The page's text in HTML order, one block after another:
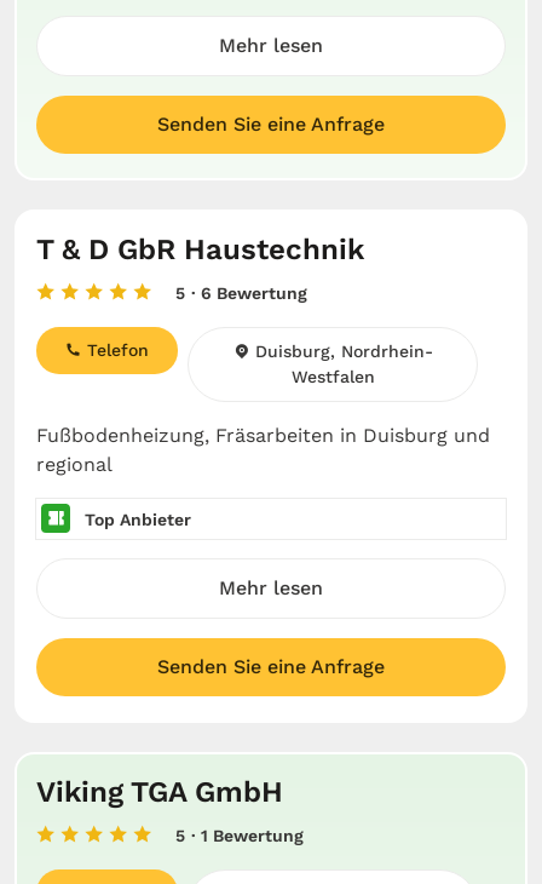
Mehr lesen
Senden Sie eine Anfrage
T & D GbR Haustechnik
5 · 6 Bewertung
Fußbodenheizung, Fräsarbeiten in Duisburg und
regional
Telefon
Duisburg, Nordrhein-
Westfalen
Top Anbieter
Mehr lesen
Senden Sie eine Anfrage
Viking TGA GmbH
5 · 1 Bewertung